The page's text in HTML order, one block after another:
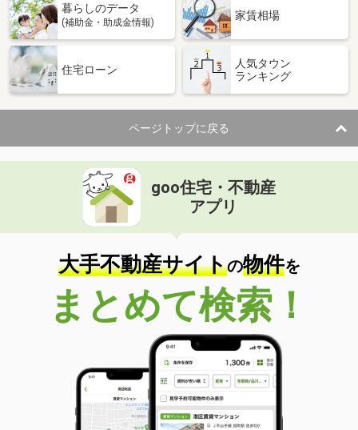
暮らしのデータ
(補助金・助成金情報)
家賃相場
住宅ローン
人気タウン
ランキング
ページトップに戻る
goo住宅・不動産
アプリ
大手不動産サイトの物件を
まとめて検索！